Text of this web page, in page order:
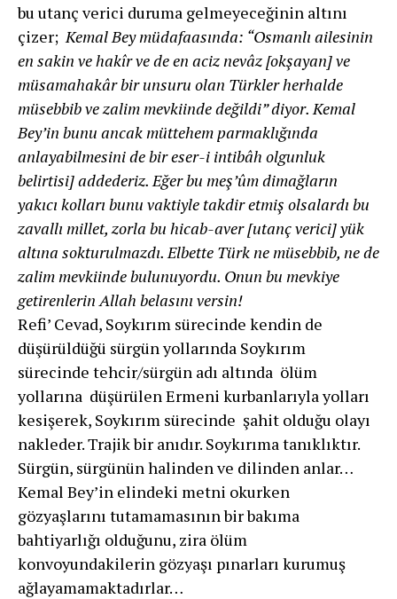
bu utanç verici duruma gelmeyeceğinin altını
çizer;Kemal Bey müdafaasında: “Osmanlı ailesinin
en sakin ve hakîr ve de en aciz nevâz [okşayan] ve
müsamahakâr bir unsuru olan Türkler herhalde
müsebbib ve zalim mevkiinde değildi” diyor. Kemal
Bey’in bunu ancak müttehem parmaklığında
anlayabilmesini de bir eser-i intibâh olgunluk
belirtisi] addederiz. Eğer bu meşʼûm dimağların
yakıcı kolları bunu vaktiyle takdir etmiş olsalardı bu
zavallı millet, zorla bu hicab-aver [utanç verici] yük
altına sokturulmazdı. Elbette Türk ne müsebbib, ne de
zalim mevkiinde bulunuyordu. Onun bu mevkiye
getirenlerin Allah belasını versin!
Refi’ Cevad, Soykırım sürecinde kendin de
düşürüldüğü sürgün yollarında Soykırım
sürecinde tehcir/sürgün adı altında ölüm
yollarına düşürülen Ermeni kurbanlarıyla yolları
kesişerek, Soykırım sürecinde şahit olduğu olayı
nakleder. Trajik bir anıdır. Soykırıma tanıklıktır.
Sürgün, sürgünün halinden ve dilinden anlar…
Kemal Bey’in elindeki metni okurken
gözyaşlarını tutamamasının bir bakıma
bahtiyarlığı olduğunu, zira ölüm
konvoyundakilerin gözyaşı pınarları kurumuş
ağlayamamaktadırlar…